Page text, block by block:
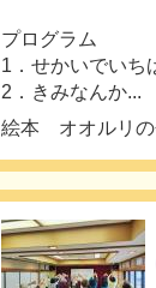
プログラム
1．せかいでいち
2．きみなんか...
絵本 オオルリの